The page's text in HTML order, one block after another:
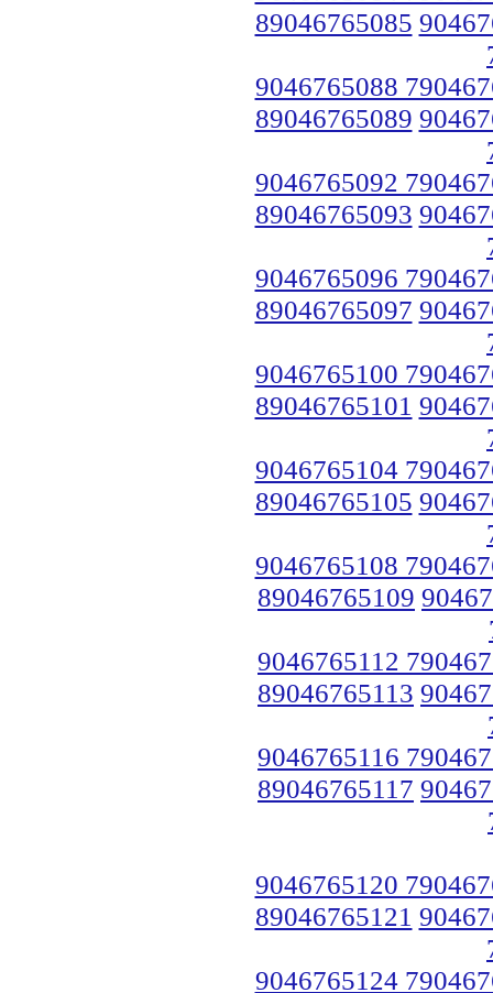
89046765085
9046765088
89046765089
9046765092
89046765093
9046765096
89046765097
9046765100
89046765101
9046765104
89046765105
9046765108
89046765109
9046765112
89046765113
9046765116
89046765117
9046765120
89046765121
9046765124